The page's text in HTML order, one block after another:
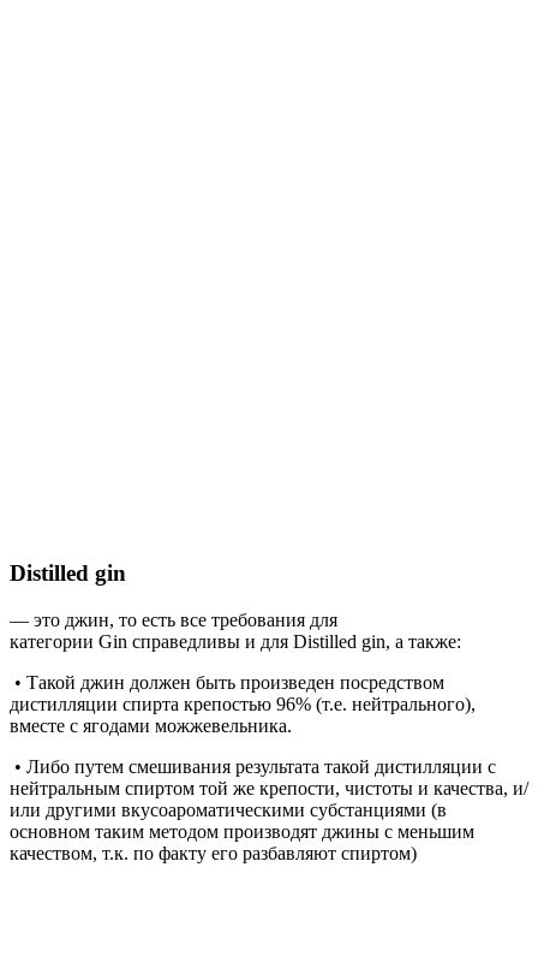
Distilled gin
— это джин, то есть все требования для
категории Gin справедливы и для Distilled gin, а также:
• Такой джин должен быть произведен посредством
дистилляции спирта крепостью 96% (т.е. нейтрального),
вместе с ягодами можжевельника.
• Либо путем смешивания результата такой дистилляции с
нейтральным спиртом той же крепости, чистоты и качества, и/
или другими вкусоароматическими субстанциями (в
основном таким методом производят джины с меньшим
качеством, т.к. по факту его разбавляют спиртом)